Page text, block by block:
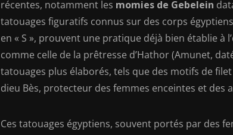
récentes, notamment les momies de Gebelein
tatouages figuratifs connus sur des corps
en « S », prouvent une pratique déjà bien établie à
comme celle de la prêtresse d’Hathor (Amunet,
tatouages plus élaborés, tels que des motifs de
dieu Bès, protecteur des femmes enceintes et des
Ces tatouages égyptiens, souvent portés par des